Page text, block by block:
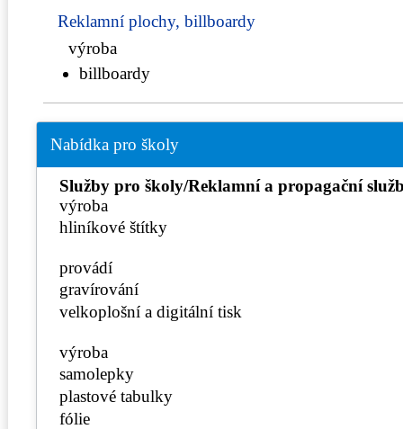
Reklamní plochy, billboardy
výroba
billboardy
Nabídka pro školy
Služby pro školy/Reklamní a propagační
výroba
hliníkové štítky
provádí
gravírování
velkoplošní a digitální tisk
výroba
samolepky
plastové tabulky
fólie